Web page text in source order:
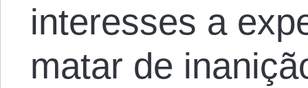
interesses a
matar de